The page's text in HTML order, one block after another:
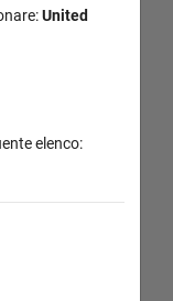
United
elenco: